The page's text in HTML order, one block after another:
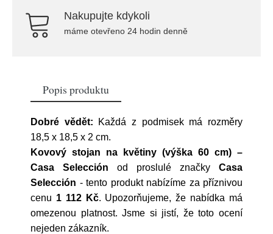
Nakupujte kdykoli
máme otevřeno 24 hodin denně
Popis produktu
Dobré vědět: Každá z podmisek má rozměry
18,5 x 18,5 x 2 cm.
Kovový stojan na květiny (výška 60 cm) –
Casa Selección od proslulé značky Casa
Selección - tento produkt nabízíme za příznivou
cenu 1 112 Kč. Upozorňujeme, že nabídka má
omezenou platnost. Jsme si jistí, že toto ocení
nejeden zákazník.